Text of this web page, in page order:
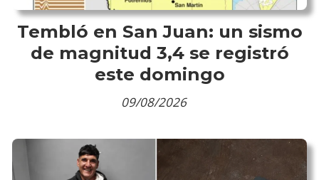
Tembló en San Juan: un sismo
de magnitud 3,4 se registró
este domingo
09/08/2026